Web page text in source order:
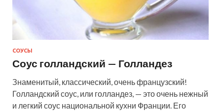
СОУСЫ
Соус голландский — Голландез
Знаменитый, классический, очень французский!
Голландский соус, или голландез, — это очень нежный
и легкий соус национальной кухни Франции. Его